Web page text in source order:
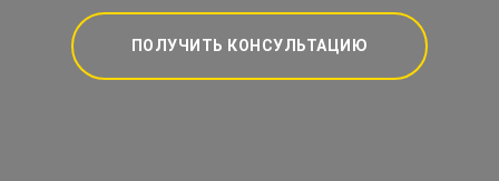
ПОЛУЧИТЬ КОНСУЛЬТАЦИЮ